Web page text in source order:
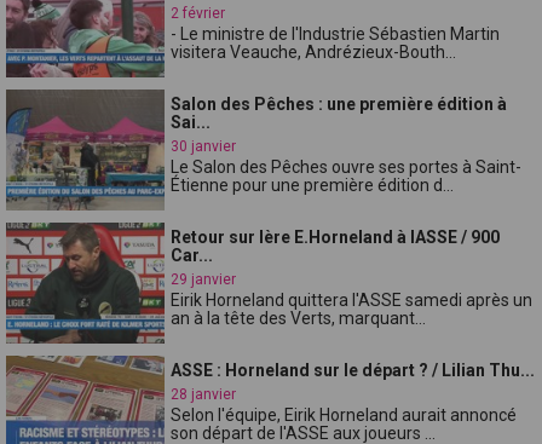
2 février
- Le ministre de l'Industrie Sébastien Martin
visitera Veauche, Andrézieux-Bouth...
Salon des Pêches : une première édition à
Sai...
30 janvier
Le Salon des Pêches ouvre ses portes à Saint-
Étienne pour une première édition d...
Retour sur lère E.Horneland à lASSE / 900
Car...
29 janvier
Eirik Horneland quittera l'ASSE samedi après un
an à la tête des Verts, marquant...
ASSE : Horneland sur le départ ? / Lilian Thu...
28 janvier
Selon l'équipe, Eirik Horneland aurait annoncé
son départ de l'ASSE aux joueurs ...